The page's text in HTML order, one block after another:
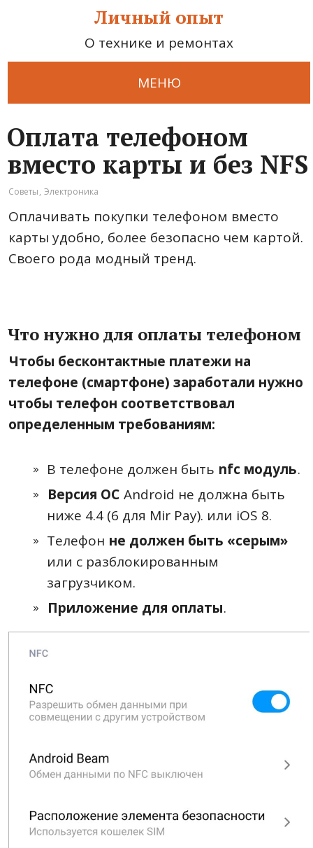
Личный опыт
О технике и ремонтах
МЕНЮ
Оплата телефоном
вместо карты и без NFS
Советы, Электроника
Оплачивать покупки телефоном вместо
карты удобно, более безопасно чем картой.
Своего рода модный тренд.
Что нужно для оплаты телефоном
Чтобы бесконтактные платежи на
телефоне (смартфоне) заработали нужно
чтобы телефон соответствовал
определенным требованиям:
В телефоне должен быть nfc модуль.
Версия ОС Android не должна быть
ниже 4.4 (6 для Mir Pay). или iOS 8.
Телефон не должен быть «серым»
или с разблокированным
загрузчиком.
Приложение для оплаты.